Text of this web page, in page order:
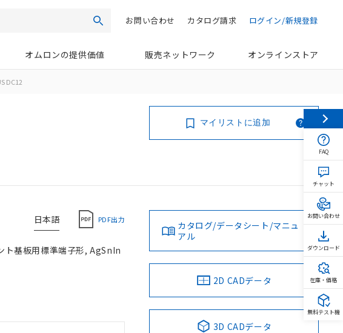
検索 ログイン/新規登録
カタログ請求
お問い合わせ
オムロンの提供価値 販売ネットワーク オンラインストア
DC12
マイリストに追加
日本語 PDF出力
ト基板用標準端子形, AgSnIn
カタログ/データシート/マニュ
アル
2D CADデータ
3D CADデータ
FAQ
チャット
お問い合わせ
ダウンロード
在庫・価格
無料テスト機